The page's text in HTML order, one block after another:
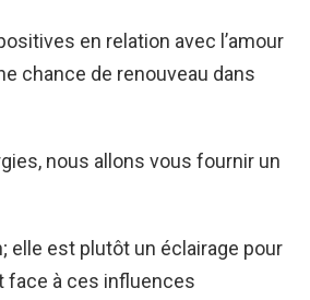
en relation avec l’amour
chance de renouveau dans
nous allons vous fournir un
elle est plutôt un éclairage pour
face à ces influences